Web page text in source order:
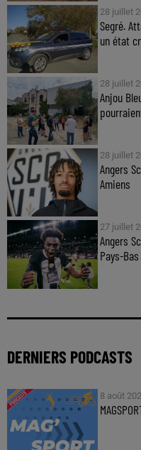
28 juillet
Segré.
un état
28 juillet
Anjou
28 juillet
Angers
Amiens
27 juillet
Angers
Pays-Bas
DERNIERS PODCASTS
8 août